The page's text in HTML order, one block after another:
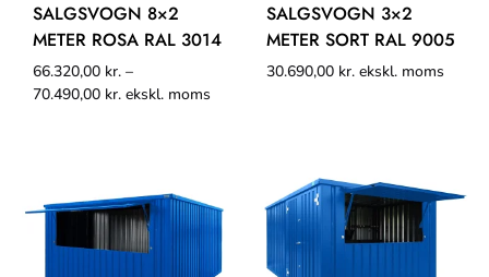
SALGSVOGN 8×2
METER ROSA RAL 3014
66.320,00 kr. –
70.490,00 kr. ekskl. moms
SALGSVOGN 3×2
METER SORT RAL 9005
30.690,00 kr. ekskl. moms